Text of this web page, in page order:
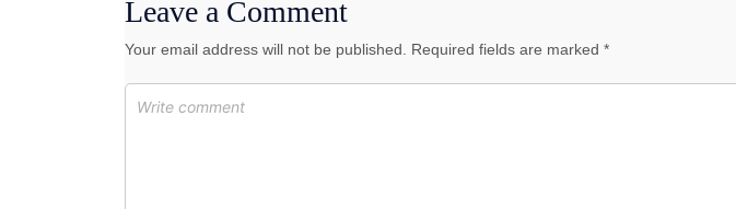
Leave a Comment
Your email address will not be published. Required fields are marked *